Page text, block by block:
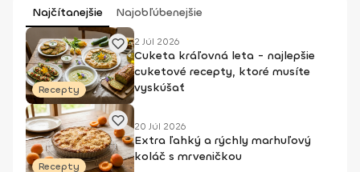
Najčítanejšie Najobľúbenejšie
Recepty
2 Júl 2026
Cuketa kráľovná leta - najlepšie
cuketové recepty, ktoré musíte
vyskúšať
Recepty
20 Júl 2026
Extra ľahký a rýchly marhuľový
koláč s mrveničkou